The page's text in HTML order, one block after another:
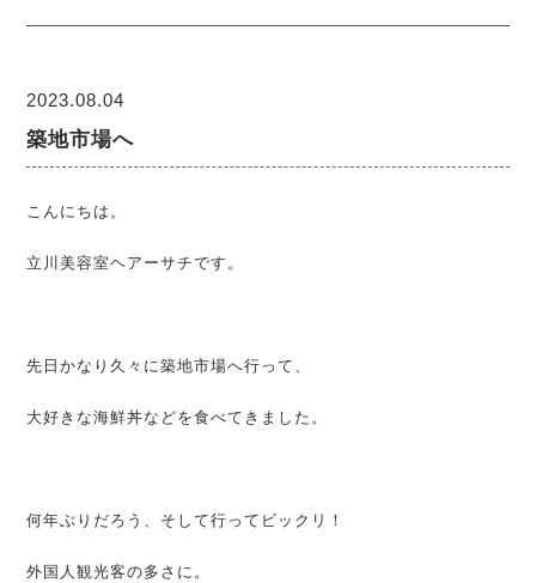
2023.08.04
築地市場へ
こんにちは。
立川美容室ヘアーサチです。
先日かなり久々に築地市場へ行って、
大好きな海鮮丼などを食べてきました。
何年ぶりだろう、そして行ってビックリ！
外国人観光客の多さに。